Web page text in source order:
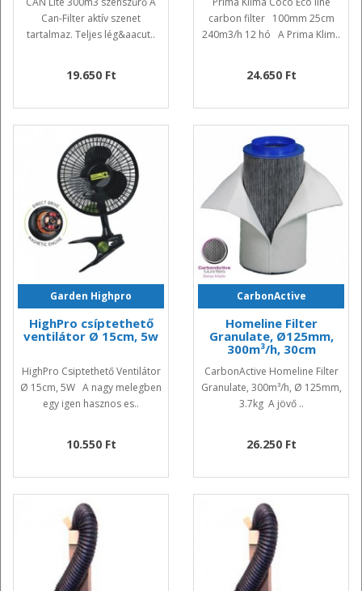
Can-Filter aktív szenet
tartalmaz. Teljes lég&aacut..
19.650 Ft
carbon filter 100mm 25cm
240m3/h 12 hó A Prima Klim..
24.650 Ft
Garden Highpro
HighPro csíptethető
ventilátor Ø 15cm, 5w
HighPro Csiptethető Ventilátor
Ø 15cm, 5W A nagy melegben
egy igen hasznos es..
10.550 Ft
CarbonActive
Homeline Filter
Granulate, Ø125mm,
300m³/h, 30cm
CarbonActive Homeline Filter
Granulate, 300m³/h, Ø 125mm,
3.7kg A jövő ..
26.250 Ft